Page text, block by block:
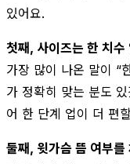
있어요.
첫째, 사이즈는 한 치
가장 많이 나온 말이 “
가 정확히 맞는 분도
어 한 단계 업이 더 편
둘째, 윗가슴 뜸 여부를